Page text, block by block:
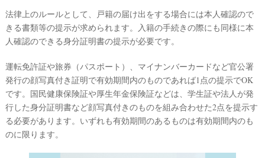
法律上のルールとして、戸籍の届け出をする場合には本人確認ので
きる書類等の提示が求められます。入籍の手続きの際にも同様に本
人確認のできる身分証明書の提示が必要です。
運転免許証や旅券（パスポート）、マイナンバーカードなど官公署
発行の顔写真付き証明で有効期間内のものであれば1点の提示でOK
です。国民健康保険証や厚生年金保険証などは、学生証や法人が発
行した身分証明書など顔写真付きのものを組み合わせた2点を提示す
る必要があります。いずれも有効期間のあるものは有効期間内のも
のに限ります。